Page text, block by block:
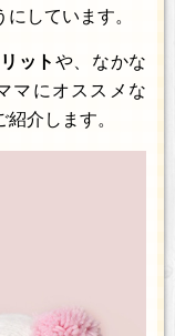
しています。
ット や、なかな
マにオススメな
介します。